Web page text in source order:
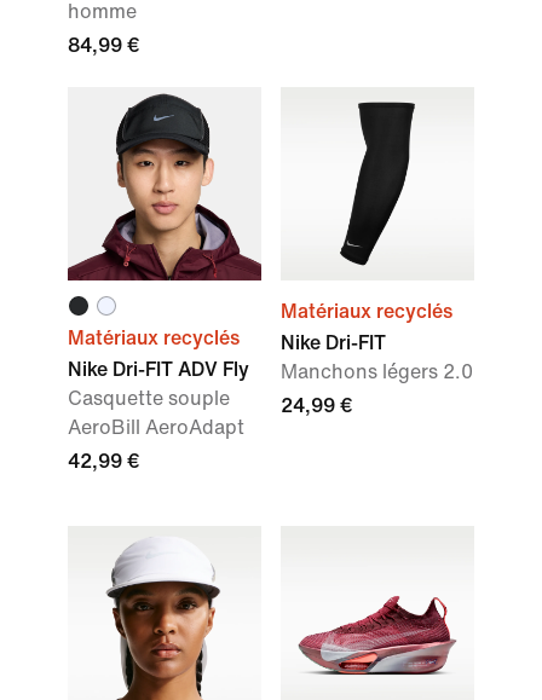
homme
84,99 €
Matériaux recyclés
Nike Dri-FIT ADV Fly
Casquette souple
AeroBill AeroAdapt
42,99 €
Matériaux recyclés
Nike Dri-FIT
Manchons légers 2.0
24,99 €